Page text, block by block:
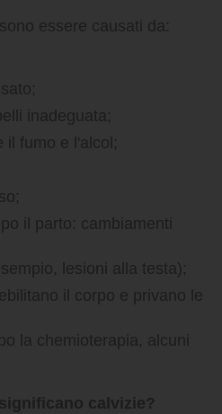
essere causati da:
inadeguata;
il fumo e l'alcol;
il parto: cambiamenti
lesioni alla testa);
il corpo e privano le
la chemioterapia, alcuni
calvizie?